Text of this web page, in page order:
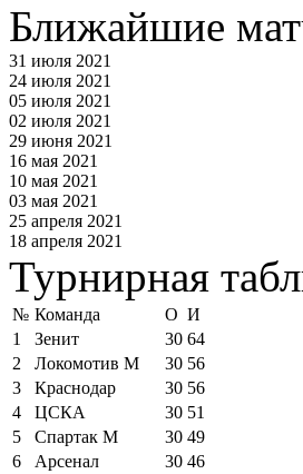
Ближайшие
31 июля 2021
24 июля 2021
05 июля 2021
02 июля 2021
29 июня 2021
16 мая 2021
10 мая 2021
03 мая 2021
25 апреля 2021
18 апреля 2021
Турнирная
№ Команда О И
1
Зенит 30 64
2
Локомотив М 30 56
3
Краснодар 30 56
4
ЦСКА 30 51
5
Спартак М 30 49
6
Арсенал 30 46